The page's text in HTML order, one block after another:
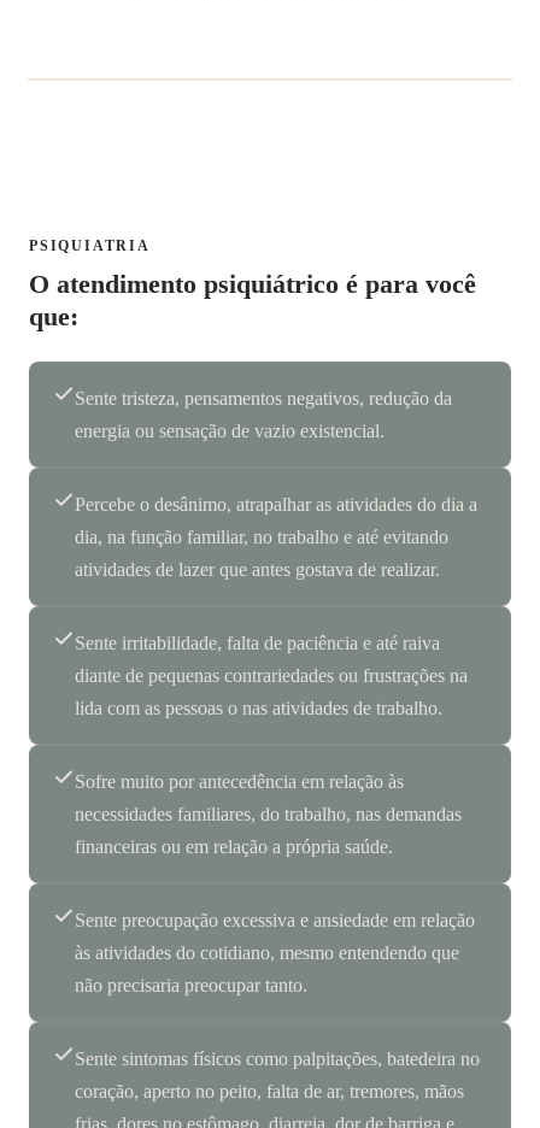
PSIQUIATRIA
O atendimento psiquiátrico é para você
que:
Sente tristeza, pensamentos negativos, redução da
energia ou sensação de vazio existencial.
Percebe o desânimo, atrapalhar as atividades do dia a
dia, na função familiar, no trabalho e até evitando
atividades de lazer que antes gostava de realizar.
Sente irritabilidade, falta de paciência e até raiva
diante de pequenas contrariedades ou frustrações na
lida com as pessoas o nas atividades de trabalho.
Sofre muito por antecedência em relação às
necessidades familiares, do trabalho, nas demandas
financeiras ou em relação a própria saúde.
Sente preocupação excessiva e ansiedade em relação
às atividades do cotidiano, mesmo entendendo que
não precisaria preocupar tanto.
Sente sintomas físicos como palpitações, batedeira no
coração, aperto no peito, falta de ar, tremores, mãos